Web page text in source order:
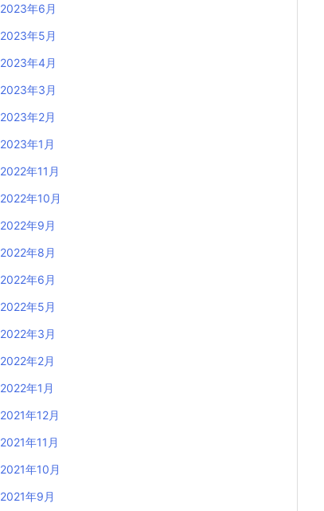
2023年6月
2023年5月
2023年4月
2023年3月
2023年2月
2023年1月
2022年11月
2022年10月
2022年9月
2022年8月
2022年6月
2022年5月
2022年3月
2022年2月
2022年1月
2021年12月
2021年11月
2021年10月
2021年9月